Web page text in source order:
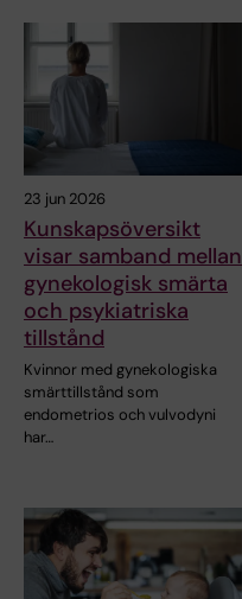
23 jun 2026
Kunskapsöversikt
visar samband mellan
gynekologisk smärta
och psykiatriska
tillstånd
Kvinnor med gynekologiska
smärttillstånd som
endometrios och vulvodyni
har…